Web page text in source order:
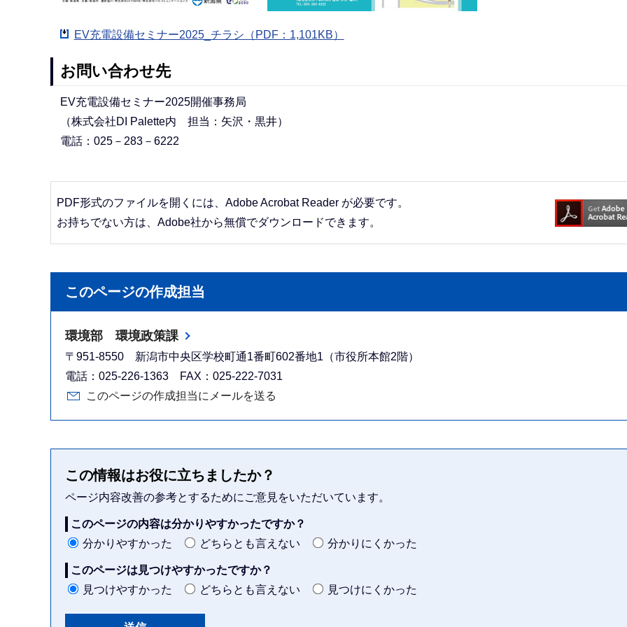
EV充電設備セミナー2025_チラシ（PDF：1,101KB）
お問い合わせ先
EV充電設備セミナー2025開催事務局
（株式会社DI Palette内 担当：矢沢・黒井）
電話：025－283－6222
PDF形式のファイルを開くには、Adobe Acrobat Reader が必要です。
お持ちでない方は、Adobe社から無償でダウンロードできます。
このページの作成担当
環境部 環境政策課
〒951-8550 新潟市中央区学校町通1番町602番地1（市役所本館2階）
電話：025-226-1363 FAX：025-222-7031
このページの作成担当にメールを送る
この情報はお役に立ちましたか？
ページ内容改善の参考とするためにご意見をいただいています。
このページの内容は分かりやすかったですか？
分かりやすかった
どちらとも言えない 分かりにくかった
このページは見つけやすかったですか？
見つけやすかった
どちらとも言えない 見つけにくかった